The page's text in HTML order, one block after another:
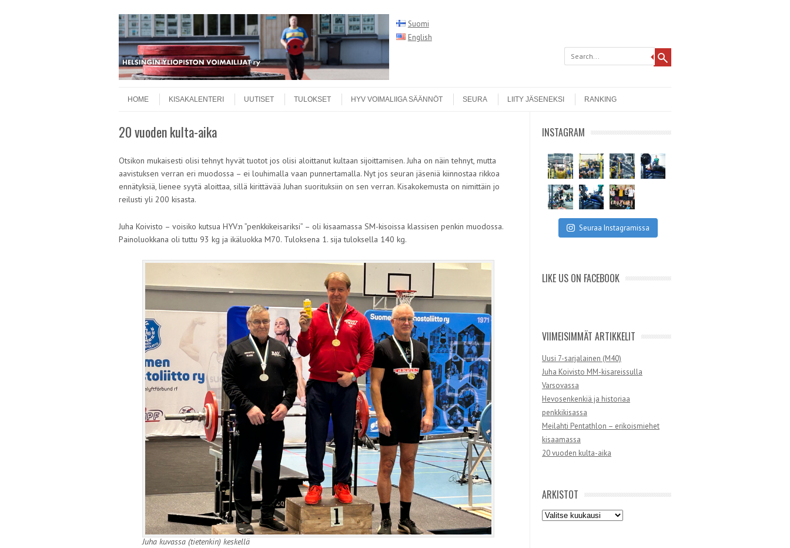
Suomi
English
Menu
HOME
KISAKALENTERI UUTISET TULOKSET HYV VOIMALIIGA SÄÄNNÖT SEURA LIITY JÄSENEKSI RANKING
20 vuoden kulta-aika
Otsikon mukaisesti olisi tehnyt hyvät tuotot jos olisi aloittanut kultaan sijoittamisen. Juha on näin tehnyt, mutta
aavistuksen verran eri muodossa – ei louhimalla vaan punnertamalla. Nyt jos seuran jäseniä kiinnostaa rikkoa
ennätyksiä, lienee syytä aloittaa, sillä kirittävää Juhan suorituksiin on sen verran. Kisakokemusta on nimittäin jo
reilusti yli 200 kisasta.
Juha Koivisto – voisiko kutsua HYV:n ”penkkikeisariksi” – oli kisaamassa SM-kisoissa klassisen penkin muodossa.
Painoluokkana oli tuttu 93 kg ja ikäluokka M70. Tuloksena 1. sija tuloksella 140 kg.
Juha kuvassa (tietenkin) keskellä
INSTAGRAM
Seuraa Instagramissa
LIKE US ON FACEBOOK
VIIMEISIMMÄT ARTIKKELIT
Uusi 7-sarjalainen (M40)
Juha Koivisto MM-kisareissulla
Varsovassa
Hevosenkenkiä ja historiaa
penkkikisassa
Meilahti Pentathlon – erikoismiehet
kisaamassa
20 vuoden kulta-aika
ARKISTOT
Arkistot